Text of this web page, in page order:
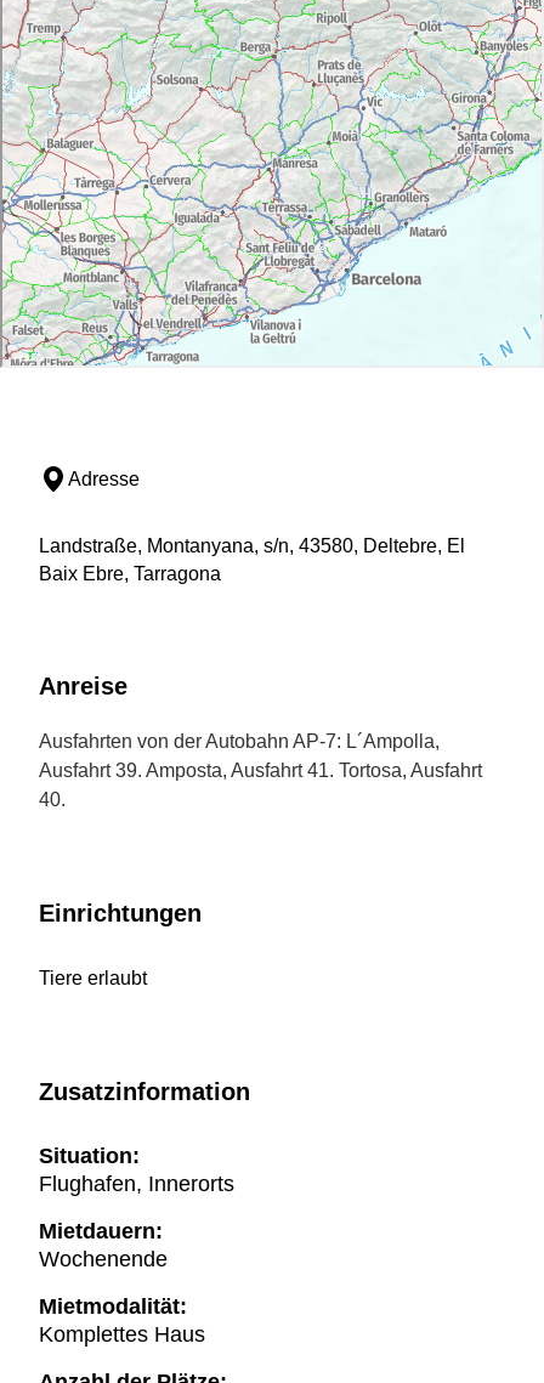
Adresse
Landstraße, Montanyana, s/n, 43580, Deltebre, El
Baix Ebre, Tarragona
Anreise
Ausfahrten von der Autobahn AP-7: L´Ampolla,
Ausfahrt 39. Amposta, Ausfahrt 41. Tortosa, Ausfahrt
40.
Einrichtungen
Tiere erlaubt
Zusatzinformation
Situation:
Flughafen, Innerorts
Mietdauern:
Wochenende
Mietmodalität:
Komplettes Haus